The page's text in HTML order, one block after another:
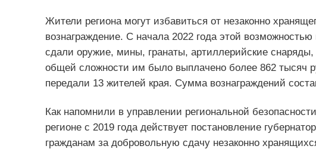
Жители региона могут избавиться от незаконно
вознаграждение. С начала 2022 года этой
сдали оружие, мины, гранаты, артиллерийские
общей сложности им было выплачено более 862 тысяч
передали 13 жителей края. Сумма вознаграждений
Как напомнили в управлении региональной
регионе с 2019 года действует постановление
гражданам за добровольную сдачу незаконно